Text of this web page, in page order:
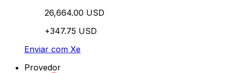
26,664.00 USD
+347.75 USD
Enviar com Xe
Provedor